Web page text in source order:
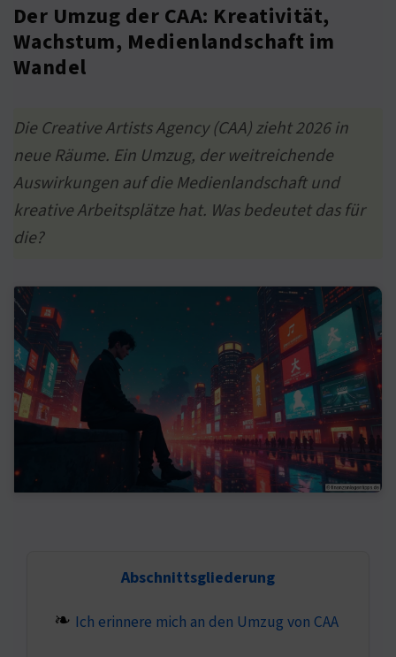
Der Umzug der CAA: Kreativität,
Wachstum, Medienlandschaft im
Wandel
Die Creative Artists Agency (CAA) zieht 2026 in
neue Räume. Ein Umzug, der weitreichende
Auswirkungen auf die Medienlandschaft und
kreative Arbeitsplätze hat. Was bedeutet das für
die?
Abschnittsgliederung
Ich erinnere mich an den Umzug von CAA